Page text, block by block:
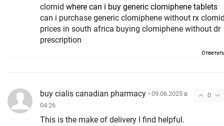
clomid where can i buy generic clomiphene tablets
can i purchase generic clomiphene without rx
prices in south africa buying clomiphene without dr
prescription
0
buy cialis canadian pharmacy • 09.06.2025 в
04:26
This is the make of delivery I find helpful.